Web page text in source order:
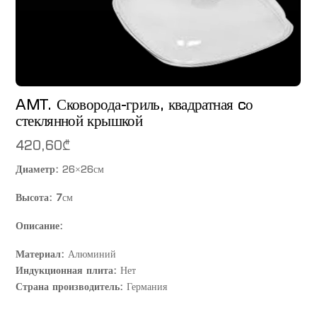
AMT. Сковорода-гриль, квадратная cо
стеклянной крышкой
420,60₾
Диаметр: 26×26см
Высота: 7см
Описание:
Материал: Алюминий
Индукционная плита: Нет
Страна производитель: Германия